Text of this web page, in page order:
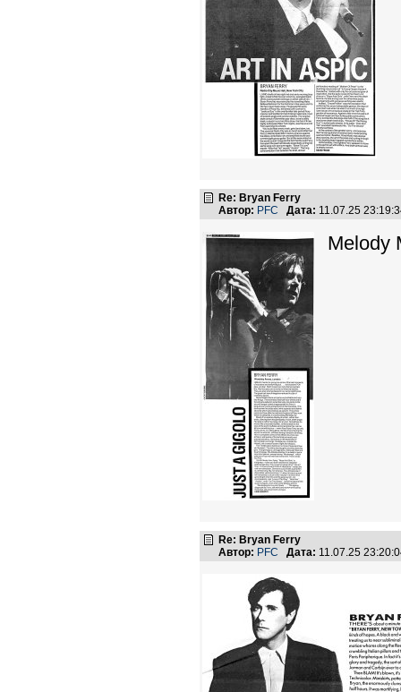
Re: Bryan Ferry
Автор: PFC Дата: 11.07.25
Melody
Re: Bryan Ferry
Автор: PFC Дата: 11.07.25